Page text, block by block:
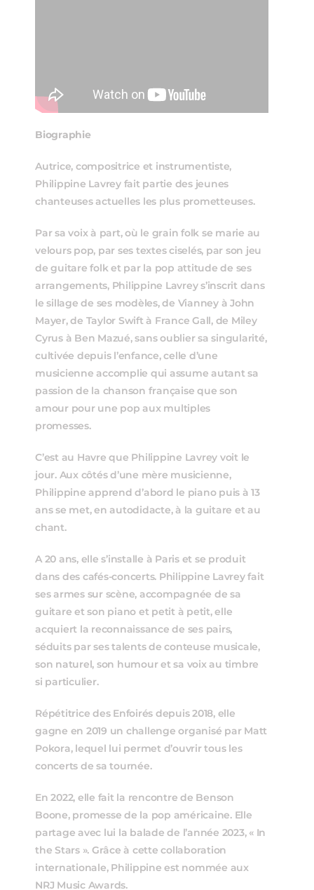
Biographie
Autrice, compositrice et instrumentiste,
Philippine Lavrey fait partie des jeunes
chanteuses actuelles les plus prometteuses.
Par sa voix à part, où le grain folk se marie au
velours pop, par ses textes ciselés, par son jeu
de guitare folk et par la pop attitude de ses
arrangements, Philippine Lavrey s’inscrit dans
le sillage de ses modèles, de Vianney à John
Mayer, de Taylor Swift à France Gall, de Miley
Cyrus à Ben Mazué, sans oublier sa singularité,
cultivée depuis l’enfance, celle d’une
musicienne accomplie qui assume autant sa
passion de la chanson française que son
amour pour une pop aux multiples
promesses.
C’est au Havre que Philippine Lavrey voit le
jour. Aux côtés d’une mère musicienne,
Philippine apprend d’abord le piano puis à 13
ans se met, en autodidacte, à la guitare et au
chant.
A 20 ans, elle s’installe à Paris et se produit
dans des cafés-concerts. Philippine Lavrey fait
ses armes sur scène, accompagnée de sa
guitare et son piano et petit à petit, elle
acquiert la reconnaissance de ses pairs,
séduits par ses talents de conteuse musicale,
son naturel, son humour et sa voix au timbre
si particulier.
Répétitrice des Enfoirés depuis 2018, elle
gagne en 2019 un challenge organisé par Matt
Pokora, lequel lui permet d’ouvrir tous les
concerts de sa tournée.
En 2022, elle fait la rencontre de Benson
Boone, promesse de la pop américaine. Elle
partage avec lui la balade de l’année 2023, « In
the Stars ». Grâce à cette collaboration
internationale, Philippine est nommée aux
NRJ Music Awards.